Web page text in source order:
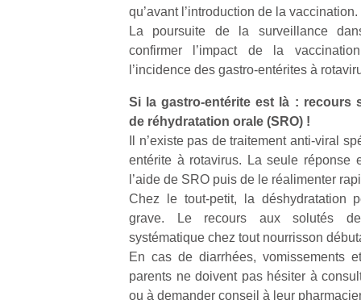
qu’avant l’introduction de la vaccination.
La poursuite de la surveillance
confirmer l’impact de la
l’incidence des gastro-entérites à
Si la gastro-entérite est là : recours
de réhydratation orale (SRO) !
Il n’existe pas de traitement anti-viral
entérite à rotavirus. La seule réponse
l’aide de SRO puis de le réalimenter
Chez le tout-petit, la déshydratation
grave. Le recours aux solutés
systématique chez tout nourrisson
En cas de diarrhées, vomissements
parents ne doivent pas hésiter à
ou à demander conseil à leur